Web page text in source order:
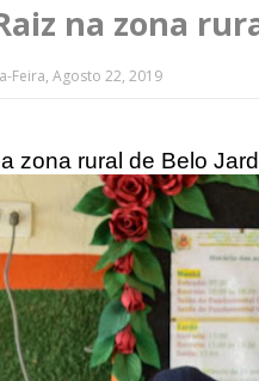
na zona
Feira, Agosto 22, 2019
zona rural de Belo